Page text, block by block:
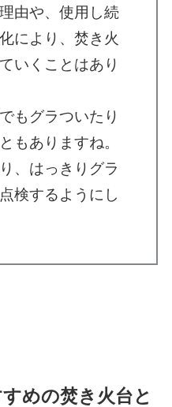
由や、使用し続
により、焚き火
いくことはあり
もグラついたり
もありますね。
、はっきりグラ
検するようにし
めの焚き火台と